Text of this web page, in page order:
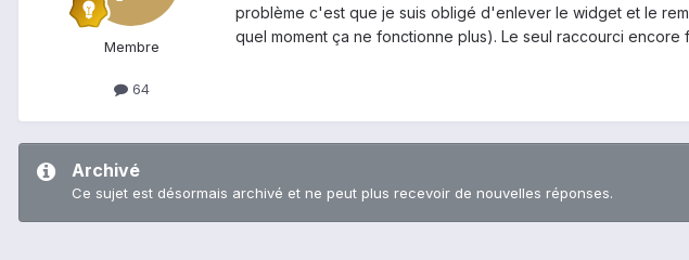
Membre
64
problème c'est que je suis obligé d'enlever le widget et le
quel moment ça ne fonctionne plus). Le seul raccourci
Archivé
Ce sujet est désormais archivé et ne peut plus recevoir de nouvelles réponses.